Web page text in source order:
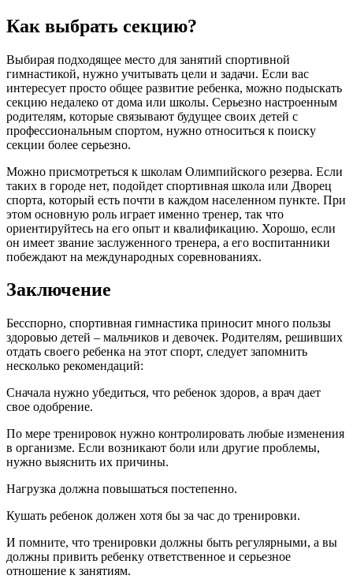
Как выбрать секцию?
Выбирая подходящее место для занятий спортивной
гимнастикой, нужно учитывать цели и задачи. Если вас
интересует просто общее развитие ребенка, можно подыскать
секцию недалеко от дома или школы. Серьезно настроенным
родителям, которые связывают будущее своих детей с
профессиональным спортом, нужно относиться к поиску
секции более серьезно.
Можно присмотреться к школам Олимпийского резерва. Если
таких в городе нет, подойдет спортивная школа или Дворец
спорта, который есть почти в каждом населенном пункте. При
этом основную роль играет именно тренер, так что
ориентируйтесь на его опыт и квалификацию. Хорошо, если
он имеет звание заслуженного тренера, а его воспитанники
побеждают на международных соревнованиях.
Заключение
Бесспорно, спортивная гимнастика приносит много пользы
здоровью детей – мальчиков и девочек. Родителям, решивших
отдать своего ребенка на этот спорт, следует запомнить
несколько рекомендаций:
Сначала нужно убедиться, что ребенок здоров, а врач дает
свое одобрение.
По мере тренировок нужно контролировать любые изменения
в организме. Если возникают боли или другие проблемы,
нужно выяснить их причины.
Нагрузка должна повышаться постепенно.
Кушать ребенок должен хотя бы за час до тренировки.
И помните, что тренировки должны быть регулярными, а вы
должны привить ребенку ответственное и серьезное
отношение к занятиям.